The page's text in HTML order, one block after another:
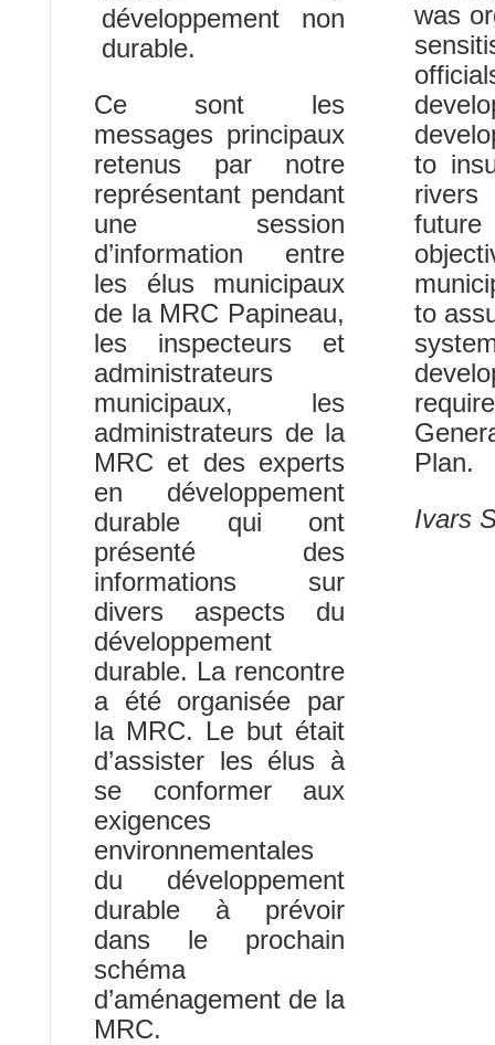
développement non
durable.
Ce sont les
messages principaux
retenus par notre
représentant pendant
une session
d’information entre
les élus municipaux
de la MRC Papineau,
les inspecteurs et
administrateurs
municipaux, les
administrateurs de la
MRC et des experts
en développement
durable qui ont
présenté des
informations sur
divers aspects du
développement
durable. La rencontre
a été organisée par
la MRC. Le but était
d’assister les élus à
se conformer aux
exigences
environnementales
du développement
durable à prévoir
dans le prochain
schéma
d’aménagement de la
MRC.
was
to
to
Ivars